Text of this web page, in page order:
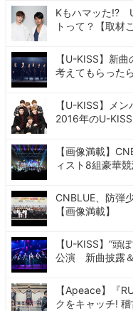
Kもハマッた!?
トって？【取材
【U-KISS】新
考えてもらった
【U-KISS】メ
2016年のU-
【画像満載】
ィスト8組豪華
CNBLUE、防弾
【画像満載】
【U-KISS】“頭
公演 新曲披露
【Apeace】『
クをキャッチ!